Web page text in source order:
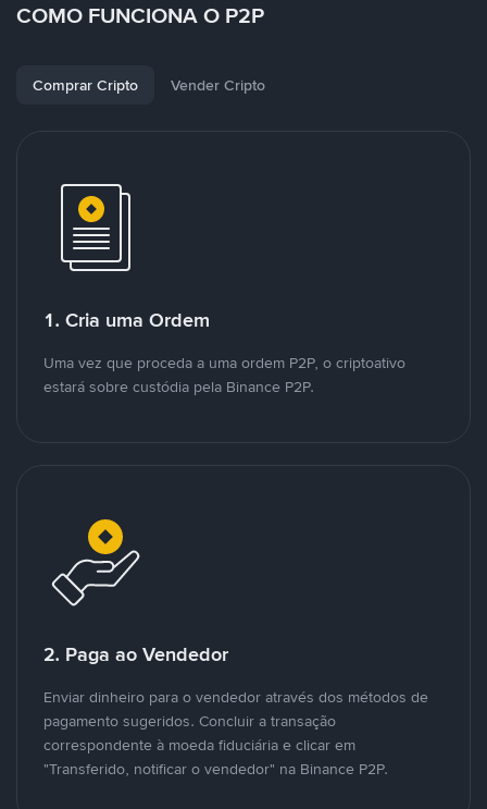
COMO FUNCIONA O P2P
Comprar Cripto Vender Cripto
1. Cria uma Ordem
Uma vez que proceda a uma ordem P2P, o criptoativo
estará sobre custódia pela Binance P2P.
2. Paga ao Vendedor
Enviar dinheiro para o vendedor através dos métodos de
pagamento sugeridos. Concluir a transação
correspondente à moeda fiduciária e clicar em
"Transferido, notificar o vendedor" na Binance P2P.